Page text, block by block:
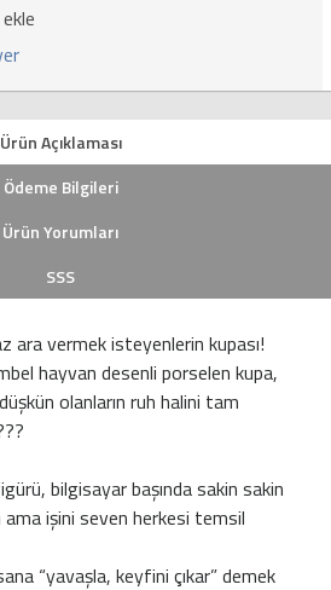
Ürün Açıklaması
Ödeme Bilgileri
Ürün Yorumları
SSS
ara vermek isteyenlerin kupası!
hayvan desenli porselen kupa,
olanların ruh halini tam
bilgisayar başında sakin sakin
ama işini seven herkesi temsil
“yavaşla, keyfini çıkar” demek